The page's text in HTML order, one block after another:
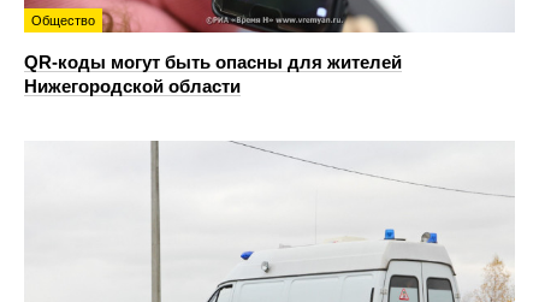
Общество
QR-коды могут быть опасны для жителей
Нижегородской области